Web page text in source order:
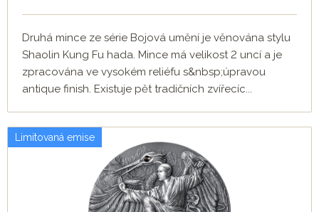
Druhá mince ze série Bojová umění je věnována stylu
Shaolin Kung Fu hada. Mince má velikost 2 uncí a je
zpracována ve vysokém reliéfu s&nbsp;úpravou
antique finish. Existuje pět tradičních zvířecíc...
Limitovaná emise